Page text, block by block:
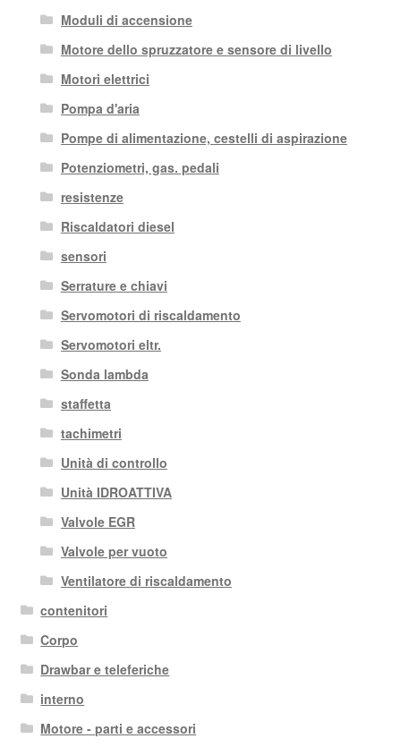
Moduli di accensione
Motore dello spruzzatore e sensore di livello
Motori elettrici
Pompa d'aria
Pompe di alimentazione, cestelli di aspirazione
Potenziometri, gas. pedali
resistenze
Riscaldatori diesel
sensori
Serrature e chiavi
Servomotori di riscaldamento
Servomotori eltr.
Sonda lambda
staffetta
tachimetri
Unità di controllo
Unità IDROATTIVA
Valvole EGR
Valvole per vuoto
Ventilatore di riscaldamento
contenitori
Corpo
Drawbar e teleferiche
interno
Motore - parti e accessori